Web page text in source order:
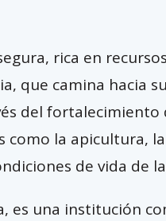
rica en
que camina hacia
del fortalecimiento
como la apicultura,
de vida de
es una institución